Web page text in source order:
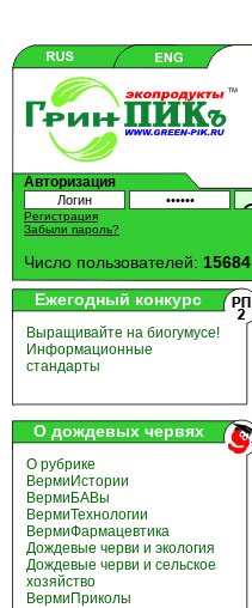
Авторизация
Регистрация
Забыли пароль?
Число пользователей: 15684
Ежегодный конкурс
Выращивайте на биогумусе!
Информационные
стандарты
О дождевых червях
О рубрике
ВермиИстории
ВермиБАВы
ВермиТехнологии
ВермиФармацевтика
Дождевые черви и экология
Дождевые черви и сельское
хозяйство
ВермиПриколы